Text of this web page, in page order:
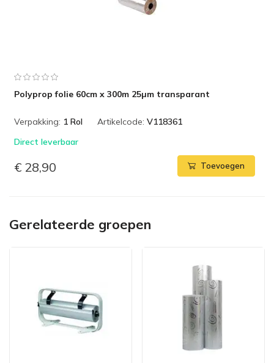
Polyprop folie 60cm x 300m 25µm transparant
Verpakking: 1 Rol Artikelcode: V118361
Direct leverbaar
€ 28,90 Toevoegen
Gerelateerde groepen